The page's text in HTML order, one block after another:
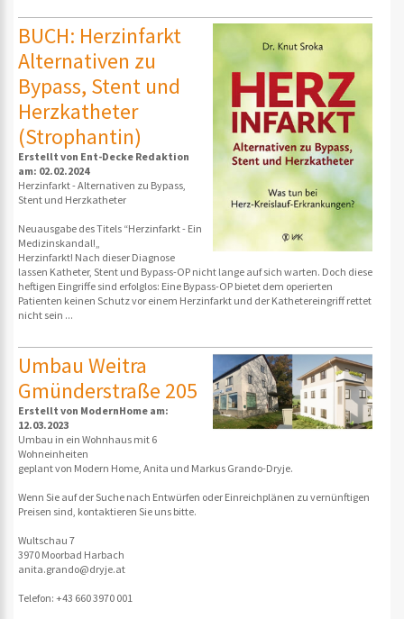
BUCH: Herzinfarkt
Alternativen zu
Bypass, Stent und
Herzkatheter
(Strophantin)
Erstellt von Ent-Decke Redaktion
am: 02.02.2024
Herzinfarkt - Alternativen zu Bypass,
Stent und Herzkatheter
Neuausgabe des Titels “Herzinfarkt - Ein
Medizinskandal!„
Herzinfarkt! Nach dieser Diagnose
lassen Katheter, Stent und Bypass-OP nicht lange auf sich warten. Doch diese
heftigen Eingriffe sind erfolglos: Eine Bypass-OP bietet dem operierten
Patienten keinen Schutz vor einem Herzinfarkt und der Kathetereingriff rettet
nicht sein ...
Umbau Weitra
Gmünderstraße 205
Erstellt von ModernHome am:
12.03.2023
Umbau in ein Wohnhaus mit 6
Wohneinheiten
geplant von Modern Home, Anita und Markus Grando-Dryje.
Wenn Sie auf der Suche nach Entwürfen oder Einreichplänen zu vernünftigen
Preisen sind, kontaktieren Sie uns bitte.
Wultschau 7
3970 Moorbad Harbach
anita.grando@dryje.at
Telefon: +43 660 3970 001